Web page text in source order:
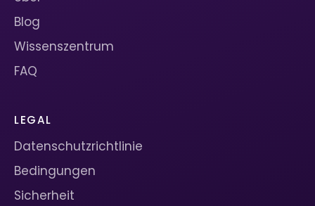
Blog
Wissenszentrum
FAQ
LEGAL
Datenschutzrichtlinie
Bedingungen
Sicherheit